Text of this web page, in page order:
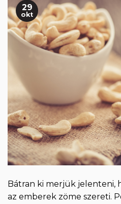
29
okt
Bátran ki merjük jelenteni,
az emberek zöme szereti.